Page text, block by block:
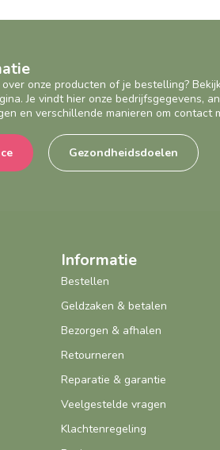
onze producten of je bestelling?
Je vindt hier onze bedrijfsgegevens,
en verschillende manieren om contact
Gezondheidsdoelen
Informatie
Bestellen
Geldzaken & betalen
Bezorgen & afhalen
Retourneren
Reparatie & garantie
Veelgestelde vragen
Klachtenregeling